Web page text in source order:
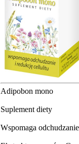
Adipobon mono
Suplement diety
Wspomaga